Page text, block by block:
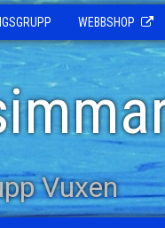
WEBBSHOP
Vuxen